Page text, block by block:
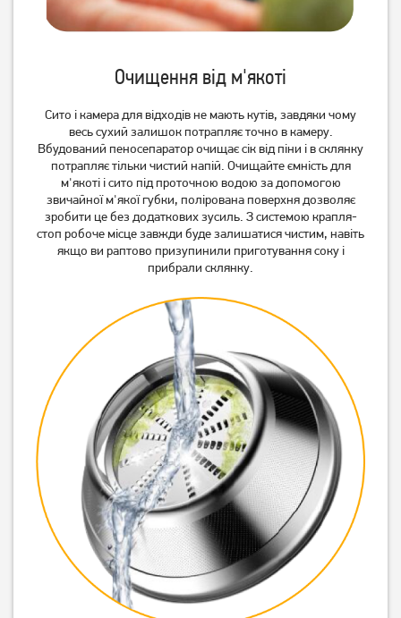
GJR1085
центробіжний Magio MG-
190
Немає в наявності
Очищення від м'якоті
Сито і камера для відходів не мають кутів, завдяки чому
весь сухий залишок потрапляє точно в камеру.
Вбудований пеносепаратор очищає сік від піни і в склянку
потрапляє тільки чистий напій. Очищайте ємність для
м'якоті і сито під проточною водою за допомогою
звичайної м'якої губки, полірована поверхня дозволяє
зробити це без додаткових зусиль. З системою крапля-
стоп робоче місце завжди буде залишатися чистим, навіть
якщо ви раптово призупинили приготування соку і
прибрали склянку.